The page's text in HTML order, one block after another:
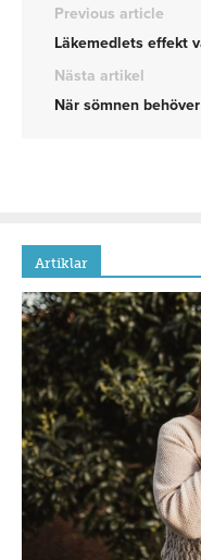
Previous article
Läkemedlets effekt
Nästa artikel
När sömnen
Artiklar